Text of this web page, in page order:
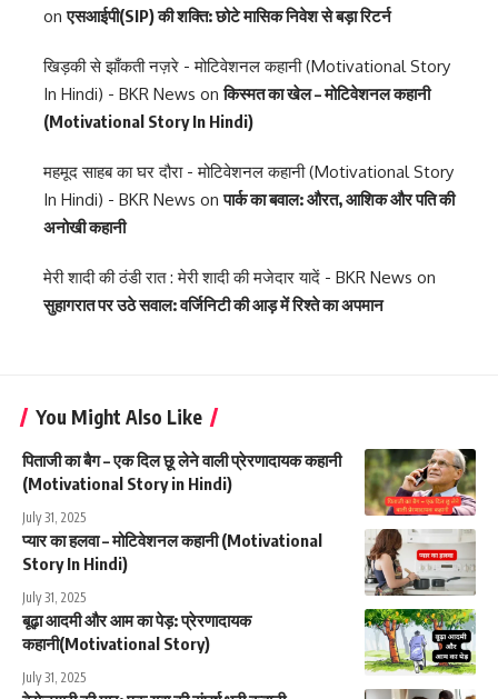
onएसआईपी(SIP) की शक्ति: छोटे मासिक निवेश से बड़ा रिटर्न
खिड़की से झाँकती नज़रे - मोटिवेशनल कहानी (Motivational Story
In Hindi) - BKR News onकिस्मत का खेल – मोटिवेशनल कहानी
(Motivational Story In Hindi)
महमूद साहब का घर दौरा - मोटिवेशनल कहानी (Motivational Story
In Hindi) - BKR News onपार्क का बवाल: औरत, आशिक और पति की
अनोखी कहानी
मेरी शादी की ठंडी रात : मेरी शादी की मजेदार यादें - BKR News on
सुहागरात पर उठे सवाल: वर्जिनिटी की आड़ में रिश्ते का अपमान
You Might Also Like
पिताजी का बैग – एक दिल छू लेने वाली प्रेरणादायक कहानी
(Motivational Story in Hindi)
July 31, 2025
प्यार का हलवा – मोटिवेशनल कहानी (Motivational
Story In Hindi)
July 31, 2025
बूढ़ा आदमी और आम का पेड़: प्रेरणादायक
कहानी(Motivational Story)
July 31, 2025